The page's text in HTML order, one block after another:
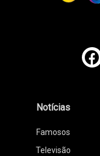
Notícias
Famosos
Televisão